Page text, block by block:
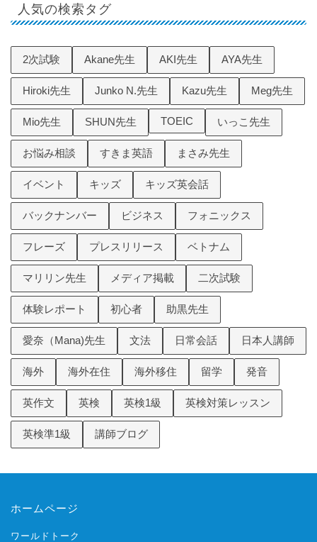
人気の検索タグ
2次試験 Akane先生 AKI先生 AYA先生
Hiroki先生 Junko N.先生 Kazu先生 Meg先生
Mio先生 SHUN先生 TOEIC いっこ先生
お悩み相談 すきま英語 まさみ先生
イベント キッズ キッズ英会話
バックナンバー ビジネス フォニックス
フレーズ プレスリリース ベトナム
マリリン先生 メディア掲載 二次試験
体験レポート 初心者 助黒先生
愛奈（Mana)先生 文法 日常会話 日本人講師
海外 海外在住 海外移住 留学 発音
英作文 英検 英検1級 英検対策レッスン
英検準1級 講師ブログ
ホームページ
ワールドトーク